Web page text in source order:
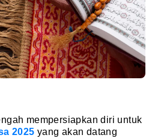
mempersiapkan diri untuk
2025 yang akan datang